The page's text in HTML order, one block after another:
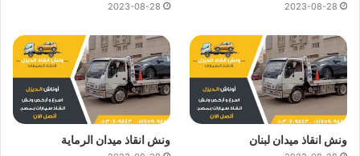
2023-08-28
2023-08-28
ونش انقاذ ميدان لبنان ونش انقاذ ميدان الرماية